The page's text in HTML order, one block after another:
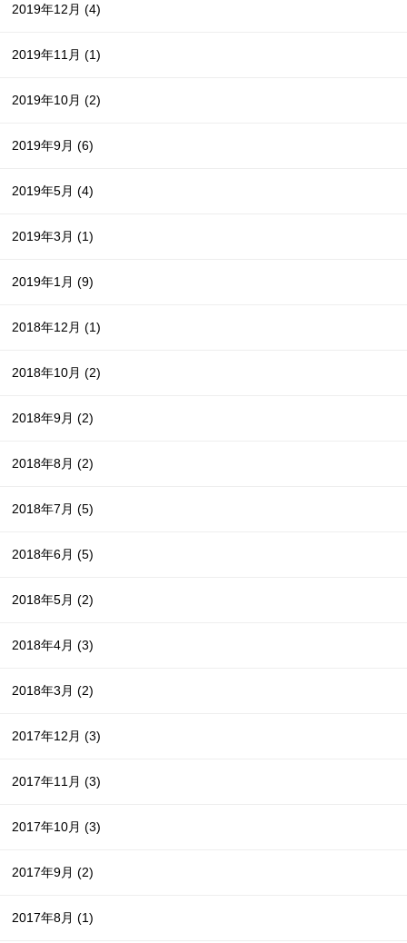
2019年12月(4)
2019年11月(1)
2019年10月(2)
2019年9月(6)
2019年5月(4)
2019年3月(1)
2019年1月(9)
2018年12月(1)
2018年10月(2)
2018年9月(2)
2018年8月(2)
2018年7月(5)
2018年6月(5)
2018年5月(2)
2018年4月(3)
2018年3月(2)
2017年12月(3)
2017年11月(3)
2017年10月(3)
2017年9月(2)
2017年8月(1)